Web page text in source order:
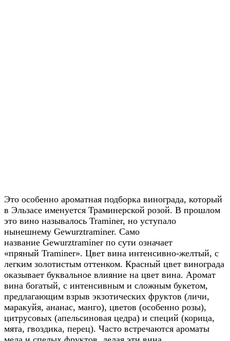
Это особенно ароматная подборка винограда, который
в Эльзасе именуется Траминерской розой. В прошлом
это вино называлось Traminer, но уступало
нынешнему Gewurztraminer. Само
название Gewurztraminer по сути означает
«пряный Traminer». Цвет вина интенсивно-желтый, с
легким золотистым оттенком. Красный цвет винограда
оказывает буквальное влияние на цвет вина. Аромат
вина богатый, с интенсивным и сложным букетом,
предлагающим взрыв экзотических фруктов (личи,
маракуйя, ананас, манго), цветов (особенно розы),
цитрусовых (апельсиновая цедра) и специй (корица,
мята, гвоздика, перец). Часто встречаются ароматы